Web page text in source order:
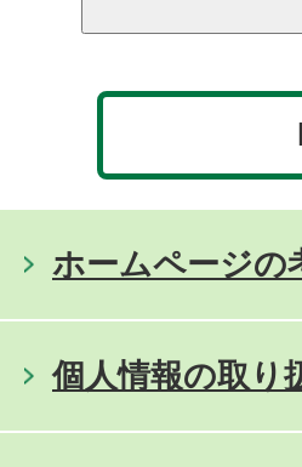
ホームページの
個人情報の取り